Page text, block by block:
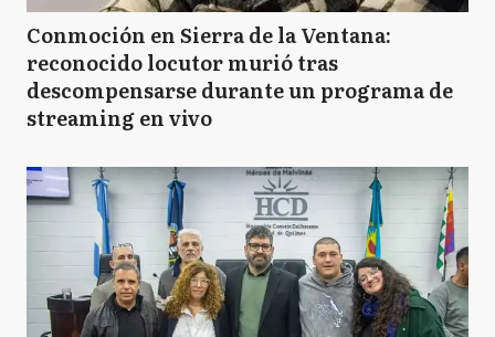
Conmoción en Sierra de la Ventana:
reconocido locutor murió tras
descompensarse durante un programa de
streaming en vivo